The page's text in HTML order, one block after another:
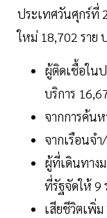
ประเทศวันศุกร์ที่
ใหม่ 18,702 ราย
ผู้ติดเชื้อใน
บริการ
จากการค้น
จากเรือนจำ
ผู้ที่เดินทาง
ที่รัฐจัดให้ 9
เสียชีวิตเพิ่ม